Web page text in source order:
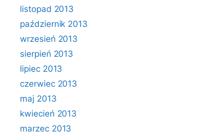
listopad 2013
październik 2013
wrzesień 2013
sierpień 2013
lipiec 2013
czerwiec 2013
maj 2013
kwiecień 2013
marzec 2013